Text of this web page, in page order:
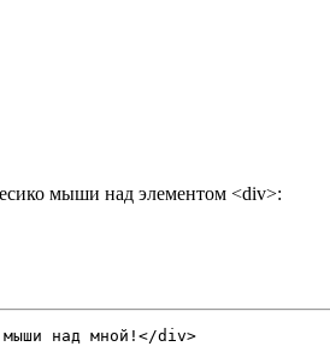
мыши над элементом <div>: